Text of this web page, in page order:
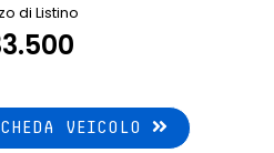
di Listino
VEICOLO